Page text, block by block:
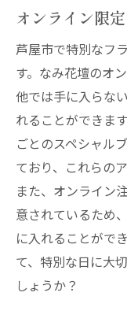
オンライン限
芦屋市で特別なフ
す。なみ花壇のオ
他では手に入らな
れることができま
ごとのスペシャル
ており、これらの
また、オンライン
意されているため
に入れることがで
て、特別な日に大
しょうか？